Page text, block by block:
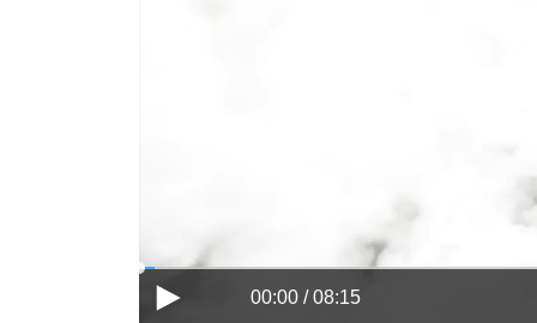
00:00 / 08:15